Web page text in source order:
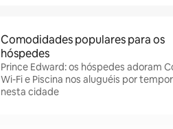
Comodidades populares para os
hóspedes
Prince Edward: os hóspedes adoram
Wi-Fi e Piscina nos aluguéis por
nesta cidade